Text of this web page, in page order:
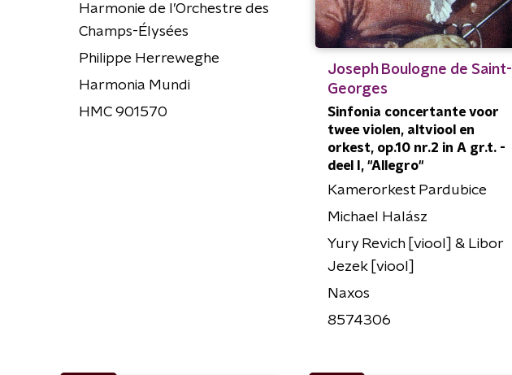
Harmonie de l’Orchestre des
Champs-Élysées
Philippe Herreweghe
Harmonia Mundi
HMC 901570
Joseph Boulogne de Saint-
Georges
Sinfonia concertante voor
twee violen, altviool en
orkest, op.10 nr.2 in A gr.t. -
deel I, "Allegro"
Kamerorkest Pardubice
Michael Halász
Yury Revich [viool] & Libor
Jezek [viool]
Naxos
8574306